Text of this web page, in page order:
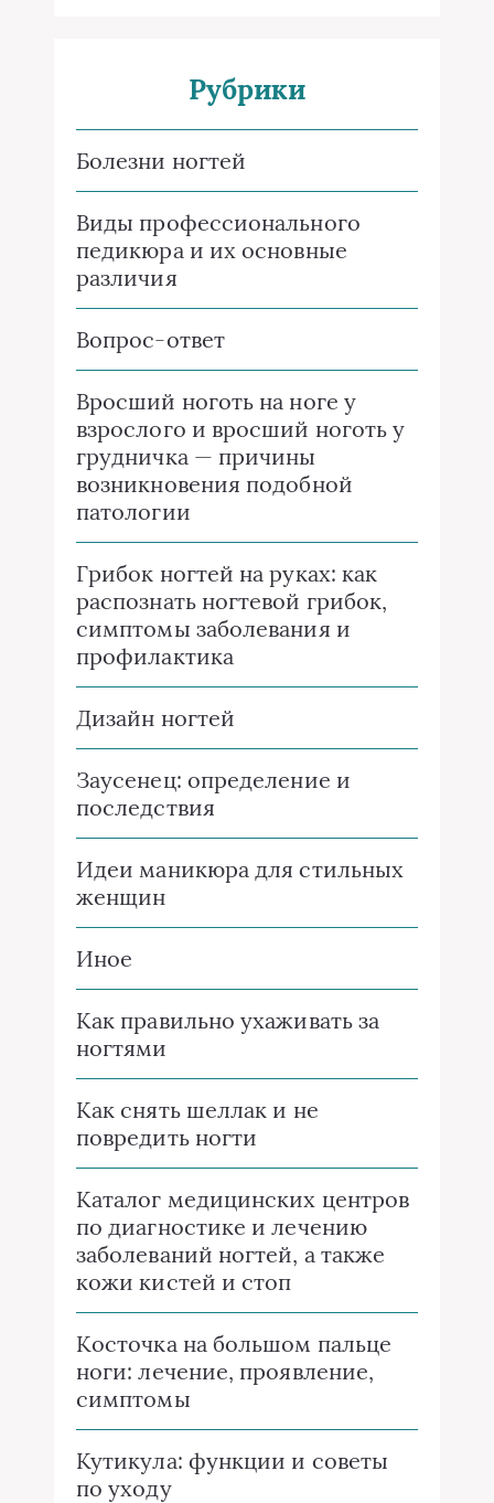
Рубрики
Болезни ногтей
Виды профессионального
педикюра и их основные
различия
Вопрос-ответ
Вросший ноготь на ноге у
взрослого и вросший ноготь у
грудничка — причины
возникновения подобной
патологии
Грибок ногтей на руках: как
распознать ногтевой грибок,
симптомы заболевания и
профилактика
Дизайн ногтей
Заусенец: определение и
последствия
Идеи маникюра для стильных
женщин
Иное
Как правильно ухаживать за
ногтями
Как снять шеллак и не
повредить ногти
Каталог медицинских центров
по диагностике и лечению
заболеваний ногтей, а также
кожи кистей и стоп
Косточка на большом пальце
ноги: лечение, проявление,
симптомы
Кутикула: функции и советы
по уходу